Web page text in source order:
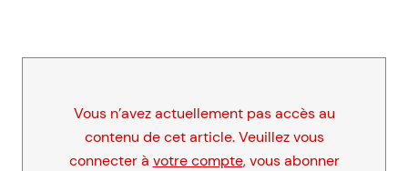
Vous n’avez actuellement pas accès au
contenu de cet article. Veuillez vous
connecter à votre compte, vous abonner